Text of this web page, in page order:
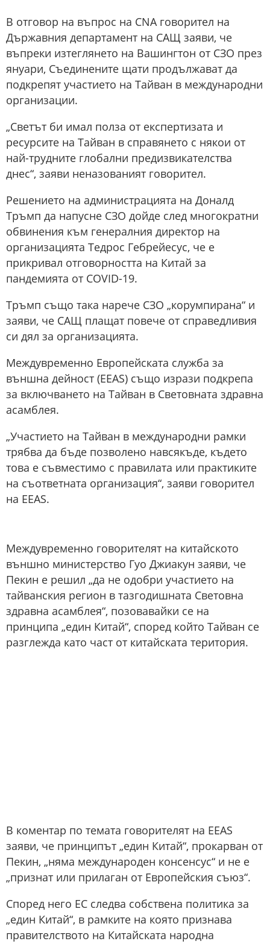
В отговор на въпрос на CNA говорител на
Държавния департамент на САЩ заяви, че
въпреки изтеглянето на Вашингтон от СЗО през
януари, Съединените щати продължават да
подкрепят участието на Тайван в международни
организации.
„Светът би имал полза от експертизата и
ресурсите на Тайван в справянето с някои от
най-трудните глобални предизвикателства
днес“, заяви неназованият говорител.
Решението на администрацията на Доналд
Тръмп да напусне СЗО дойде след многократни
обвинения към генералния директор на
организацията Тедрос Гебрейесус, че е
прикривал отговорността на Китай за
пандемията от COVID-19.
Тръмп също така нарече СЗО „корумпирана“ и
заяви, че САЩ плащат повече от справедливия
си дял за организацията.
Междувременно Европейската служба за
външна дейност (EEAS) също изрази подкрепа
за включването на Тайван в Световната здравна
асамблея.
„Участието на Тайван в международни рамки
трябва да бъде позволено навсякъде, където
това е съвместимо с правилата или практиките
на съответната организация“, заяви говорител
на EEAS.
Междувременно говорителят на китайското
външно министерство Гуо Джиакун заяви, че
Пекин е решил „да не одобри участието на
тайванския регион в тазгодишната Световна
здравна асамблея“, позовавайки се на
принципа „един Китай“, според който Тайван се
разглежда като част от китайската територия.
В коментар по темата говорителят на EEAS
заяви, че принципът „един Китай“, прокарван от
Пекин, „няма международен консенсус“ и не е
„признат или прилаган от Европейския съюз“.
Според него ЕС следва собствена политика за
„един Китай“, в рамките на която признава
правителството на Китайската народна